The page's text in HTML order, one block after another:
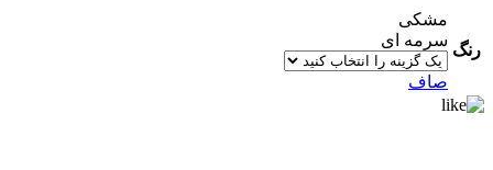
رنگ
مشکی
سرمه ای
صاف